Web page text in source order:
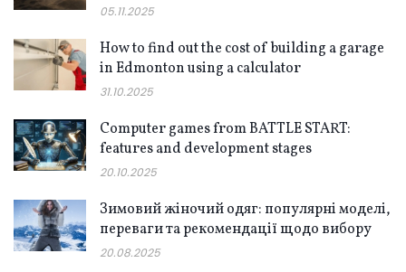
05.11.2025
How to find out the cost of building a garage
in Edmonton using a calculator
31.10.2025
Computer games from BATTLE START:
features and development stages
20.10.2025
Зимовий жіночий одяг: популярні моделі,
переваги та рекомендації щодо вибору
20.08.2025